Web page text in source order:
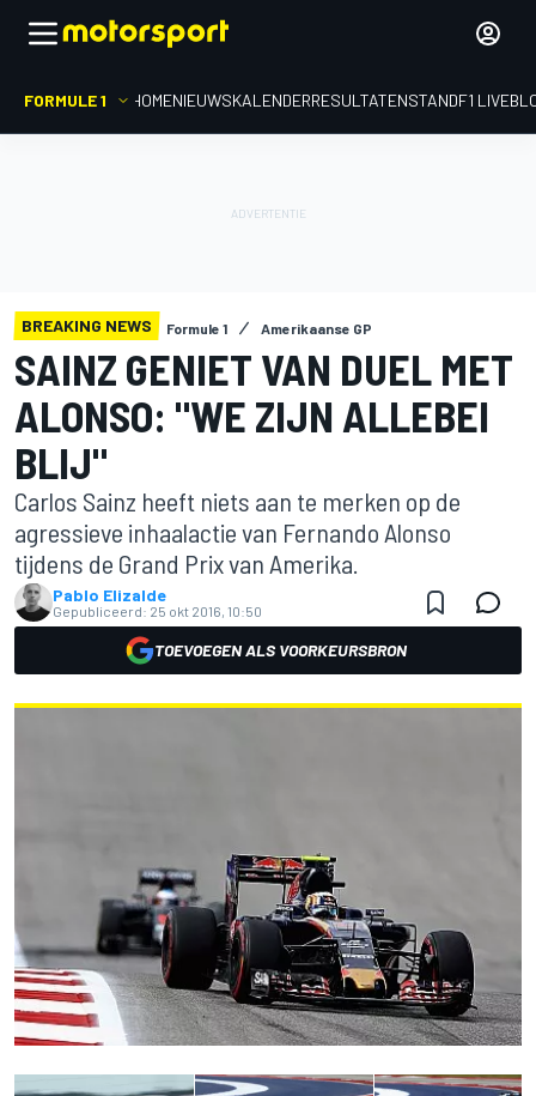
FORMULE 1 HOMENIEUWSKALENDERRESULTATENSTANDF1
BREAKING NEWS Formule 1 Amerikaanse GP
SAINZ GENIET VAN DUEL MET
ALONSO: "WE ZIJN ALLEBEI
BLIJ"
Carlos Sainz heeft niets aan te merken op de
agressieve inhaalactie van Fernando Alonso
tijdens de Grand Prix van Amerika.
Pablo Elizalde
Gepubliceerd: 25 okt 2016, 10:50
TOEVOEGEN ALS VOORKEURSBRON